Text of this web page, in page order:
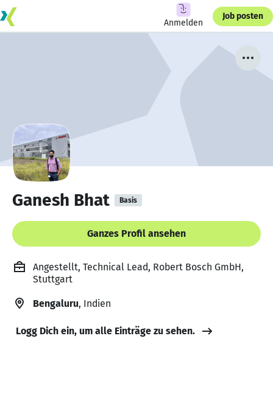
Anmelden
Job posten
Ganesh Bhat Basis
Ganzes Profil ansehen
Angestellt, Technical Lead, Robert Bosch GmbH,
Stuttgart
Bengaluru, Indien
Logg Dich ein, um alle Einträge zu sehen.